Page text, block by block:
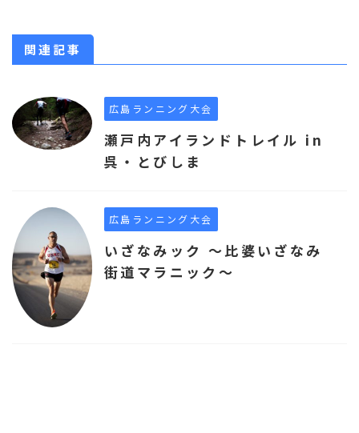
関連記事
広島ランニング大会
瀬戸内アイランドトレイル in
呉・とびしま
広島ランニング大会
いざなみック ～比婆いざなみ
街道マラニック～